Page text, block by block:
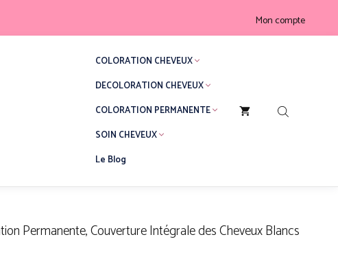
Mon compte
COLORATION CHEVEUX
DECOLORATION CHEVEUX
COLORATION PERMANENTE
SOIN CHEVEUX
Le Blog
Permanente, Couverture Intégrale des Cheveux Blancs
ColorStay
Clair
N°6,
Coloration